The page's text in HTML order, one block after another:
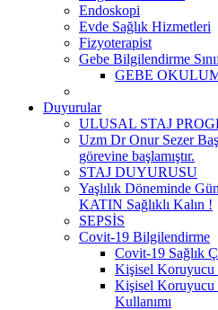
Endoskopi
Evde Sağlık Hizmetleri
Fizyoterapist
Gebe Bilgilendirme
GEBE
Duyurular
ULUSAL STAJ
Uzm Dr Onur Sezer
görevine başlamıştır.
STAJ DUYURUSU
Yaşlılık Döneminde
KATIN Sağlıklı Kalın !
SEPSİS
Covit-19 Bilgilendirme
Covit-19 Sağlık
Kişisel Koruyucu
Kişisel Koruyucu
Kullanımı